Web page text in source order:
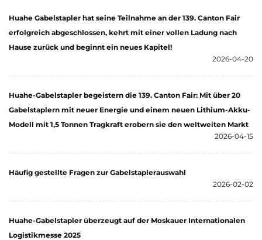
Huahe Gabelstapler hat seine Teilnahme an der 139. Canton Fair
erfolgreich abgeschlossen, kehrt mit einer vollen Ladung nach
Hause zurück und beginnt ein neues Kapitel!
2026-04-20
Huahe-Gabelstapler begeistern die 139. Canton Fair: Mit über 20
Gabelstaplern mit neuer Energie und einem neuen Lithium-Akku-
Modell mit 1,5 Tonnen Tragkraft erobern sie den weltweiten Markt
2026-04-15
Häufig gestellte Fragen zur Gabelstaplerauswahl
2026-02-02
Huahe-Gabelstapler überzeugt auf der Moskauer Internationalen
Logistikmesse 2025